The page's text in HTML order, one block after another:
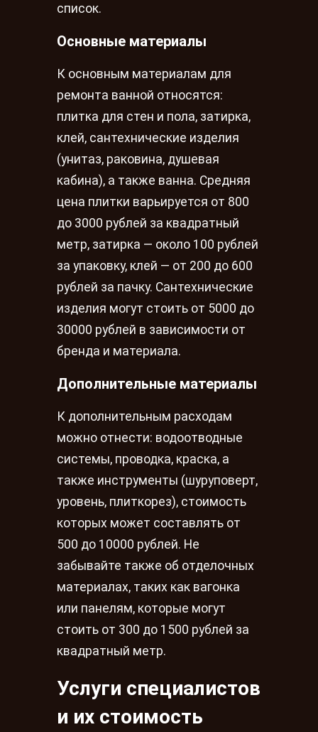
список.
Основные материалы
К основным материалам для
ремонта ванной относятся:
плитка для стен и пола, затирка,
клей, сантехнические изделия
(унитаз, раковина, душевая
кабина), а также ванна. Средняя
цена плитки варьируется от 800
до 3000 рублей за квадратный
метр, затирка — около 100 рублей
за упаковку, клей — от 200 до 600
рублей за пачку. Сантехнические
изделия могут стоить от 5000 до
30000 рублей в зависимости от
бренда и материала.
Дополнительные материалы
К дополнительным расходам
можно отнести: водоотводные
системы, проводка, краска, а
также инструменты (шуруповерт,
уровень, плиткорез), стоимость
которых может составлять от
500 до 10000 рублей. Не
забывайте также об отделочных
материалах, таких как вагонка
или панелям, которые могут
стоить от 300 до 1500 рублей за
квадратный метр.
Услуги специалистов
и их стоимость